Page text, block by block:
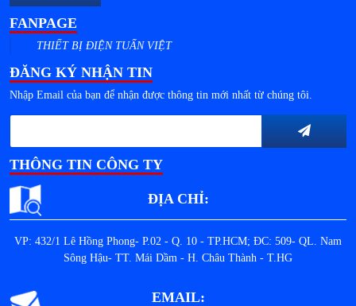
FANPAGE
THIẾT BỊ ĐIỆN TUẤN VIỆT
ĐĂNG KÝ NHẬN TIN
Nhập Email của bạn để nhận được thông tin mới nhất từ chúng tôi.
THÔNG TIN CÔNG TY
ĐỊA CHỈ:
VP: 432/1 Lê Hồng Phong- P.02 - Q. 10 - TP.HCM; ĐC: 509- QL. Nam
Sông Hậu- TT. Mái Dầm - H. Châu Thành - T.HG
EMAIL: